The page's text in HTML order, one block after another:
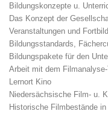
Bildungskonzepte u.
Das Konzept der
Veranstaltungen und
Bildungsstandards,
Bildungspakete für den
Arbeit mit dem
Lernort Kino
Niedersächsische Film- u.
Historische Filmbestände